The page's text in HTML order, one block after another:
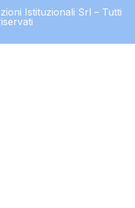
Istituzionali Srl – Tutti